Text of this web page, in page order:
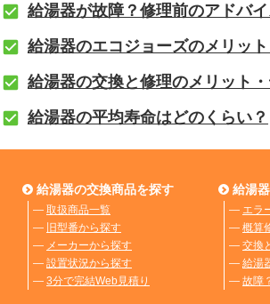
給湯器が故障？修理前のアドバ
給湯器のエコジョーズのメリッ
給湯器の交換と修理のメリット
給湯器の平均寿命はどのくらい？
給湯器の交換商品を探す
― 取扱商品一覧
― 旧型番から探す
― メーカーから探す
― 設置状況から探す
― 3分で完結Web見積り
給湯
― エラ
― 概算
― 交換
― 給湯
― 故障